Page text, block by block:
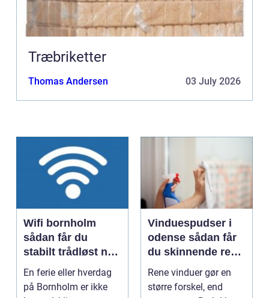
Træbriketter
Thomas Andersen 03 July 2026
Wifi bornholm
sådan får du
stabilt trådløst net
på klippeøen
En ferie eller hverdag
på Bornholm er ikke
Vinduespudser i
odense sådan får
du skinnende rene
ruder året rundt
Rene vinduer gør en
større forskel, end